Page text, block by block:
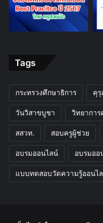
Tags
กระทรวงศึกษาธิการ คุรุ
วันวิสาขบูชา วิทยากา
สสวท. สอบครูผู้ช่วย
อบรมออนไลน์ อบรมออ
แบบทดสอบวัดความรู้ออนไ